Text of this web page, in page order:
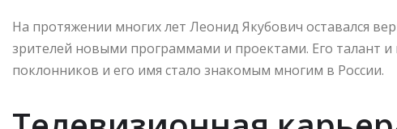
На протяжении многих лет Леонид Якубович оставался
зрителей новыми программами и проектами. Его талант
поклонников и его имя стало знакомым многим в России.